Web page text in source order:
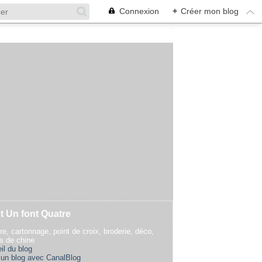
Connexion + Créer mon blog
Un font Quatre
cartonnage, point de croix, broderie, déco,
de chine
du blog
blog avec CanalBlog